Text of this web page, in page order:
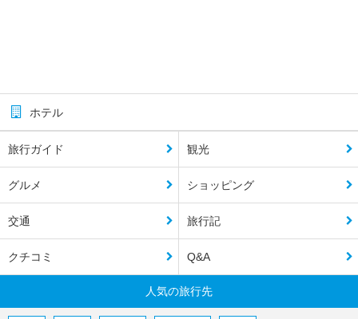
ホテル
旅行ガイド 観光
グルメ ショッピング
交通 旅行記
クチコミ Q&A
人気の旅行先